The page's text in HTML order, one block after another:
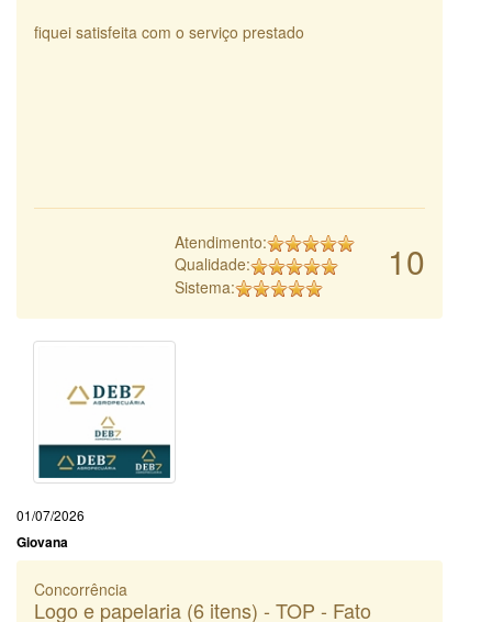
fiquei satisfeita com o serviço prestado
10
Atendimento:
Qualidade:
Sistema:
01/07/2026
Giovana
Concorrência
Logo e papelaria (6 itens) - TOP - Fato